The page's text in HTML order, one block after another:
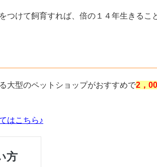
つけて飼育すれば、倍の１４年生きるこ
大型のペットショップがおすすめで2 ，
はこちら♪